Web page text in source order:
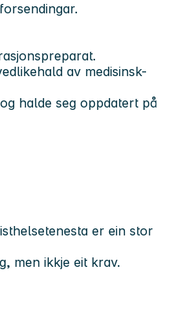
av medisinsk-
halde seg oppdatert på
er ein stor
men ikkje eit krav.